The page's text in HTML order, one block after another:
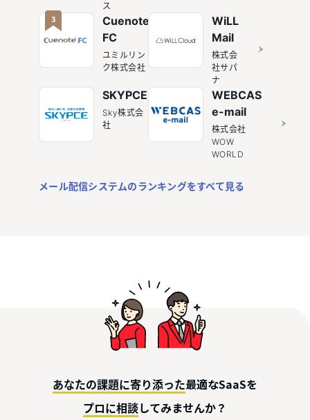
ス
3
Cuenote
FC
ユミルリン
ク株式会社
WiLL
Mail
株式会
社サパ
ナ
SKYPCE
Sky株式会
社
WEBCAS
e-mail
株式会社
WOW
WORLD
メール配信システムのランキングをすべて見る
あなたの課題に寄り添った最適なSaaSを
プロに相談してみませんか？